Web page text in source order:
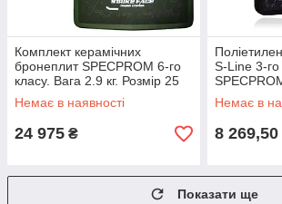
Комплект керамічних
бронеплит SPECPROM 6-го
класу. Вага 2.9 кг. Розмір 25
на 30 см. Олива. 2 шт.
Немає в наявності
24 975 ₴
S-Line 3-го
Розмір 26
Немає в
8 269,50
Показати ще